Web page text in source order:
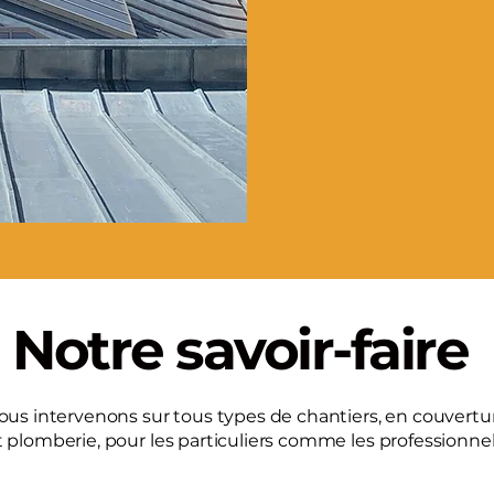
Notre savoir-faire
intervenons sur tous types de chantiers, en
plomberie, pour les particuliers comme les